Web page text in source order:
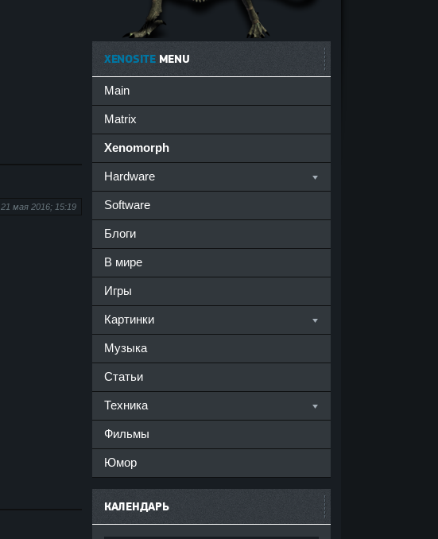
21 мая 2016; 15:19
XENOSITEMENU
Main
Matrix
Xenomorph
Hardware
Software
Блоги
В мире
Игры
Картинки
Музыка
Статьи
Техника
Фильмы
Юмор
КАЛЕНДАРЬ